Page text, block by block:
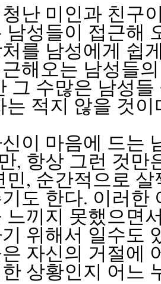
난 미인과 친구
남성들이 접근해
를 남성에게 쉽
해오는 남성들
그 수많은 남성
는 적지 않을 것이
이 마음에 드는
, 항상 그런 것만
민, 순간적으로
도 한다. 이러한
느끼지 못했으면
위해서 일수도
자신의 거절에
상황인지 어느